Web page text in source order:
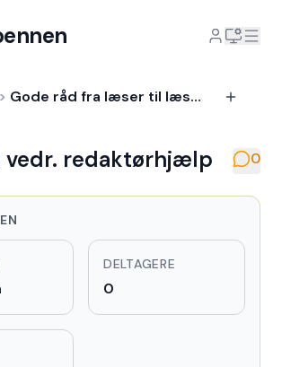
> Gode råd fra læser til læser
vedr. redaktørhjælp 0
DELTAGERE
0